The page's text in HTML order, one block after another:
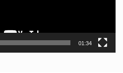
01:34